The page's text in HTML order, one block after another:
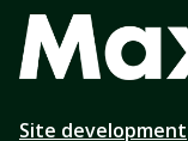
Site development